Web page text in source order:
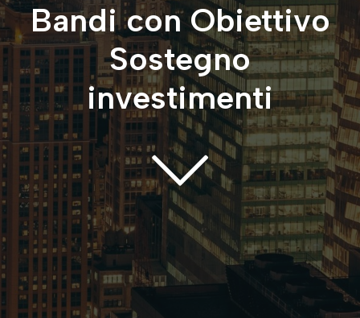
Bandi con Obiettivo
Sostegno
investimenti